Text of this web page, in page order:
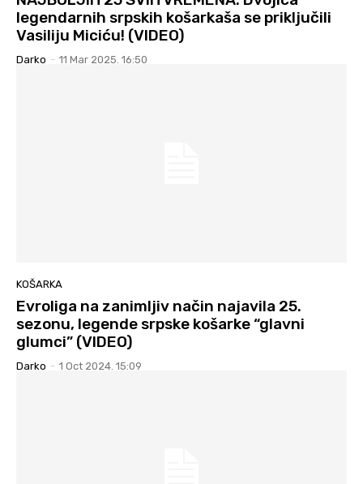
legendarnih srpskih košarkaša se priključili
Vasiliju Miciću! (VIDEO)
Darko - 11 Mar 2025. 16:50
KOŠARKA
Evroliga na zanimljiv način najavila 25.
sezonu, legende srpske košarke “glavni
glumci” (VIDEO)
Darko - 1 Oct 2024. 15:09